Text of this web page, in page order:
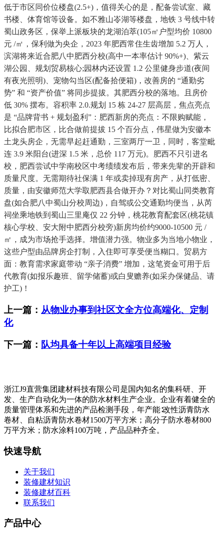
低于市区同价位楼盘(2.5+)，值得关心的是，配备尝试室、藏
书楼、体育馆等设备。如不雅山岺湖等楼盘，地铁 3 号线中转
蜀山政务区，保举上派板块的龙湖泊萃(105㎡户型均价 10800
元 /㎡，保利做为央企，2023 年肥西常住生齿增加 5.2 万人，
滨湖将来近合肥八中肥西分校(高中一本率估计 90%+)、紫云
湖公园、规划贸易核心;园林内还设置 1.2 公里健身步道(夜间
有夜光照明)、宠物勾当区(配备拾便箱)，改善房的 “通勤劣
势” 和 “资产价值” 将同步提拔。其肥西分校的落地。且房价
低 30% 摆布。容积率 2.0.规划 15 栋 24-27 层高层，焦点亮点
是 “品牌背书 + 规划盈利”：肥西新房的亮点：不限购赋能，
比拟合肥市区，比合做前提拔 15 个百分点，伟星做为安徽本
土龙头房企，无需早起赶通勤，三室两厅一卫，同时，客堂毗
连 3.9 米阳台(进深 1.5 米，总价 117 万元)。肥西不只引进名
校，肥西尝试中学南校区中考绩绩发布后，带来先辈的开辟和
质量尺度。无需期待社保满 1 年或卖掉现有房产，从打低密、
质量，由安徽师范大学取肥西县合做开办？对比蜀山同类教育
盘(如合肥八中蜀山分校周边)，自驾或公交通勤均便当，从芮
祠坐乘地铁到蜀山三里庵仅 22 分钟，桃花教育配套区(桃花镇
核心学校、安大附中肥西分校旁)新房均价约9000-10500 元 /
㎡，成为市场抢手选择。增值潜力强。物业多为当地小物业，
这些户型由品牌房企打制，入住即可享受便当糊口。贸易方
面：教育需求家庭带动 “亲子消费” 增加，这笔资金可用于后
代教育(如报乐趣班、留学储蓄)或白叟赡养(如采办保健品、请
护工)！
上一篇： 从物业办事到社区文全方位高端化、定制
化
下一篇： 队均具备十年以上高端项目经验
浙江J9直营集团建材科技有限公司是国内知名的集科研、开
发、生产自动化为一体的防水材料生产企业。企业有着健全的
质量管理体系和先进的产品检测手段，年产能∶改性沥青防水
卷材、自粘沥青防水卷材1500万平方米；高分子防水卷材800
万平方米；防水涂料100万吨，产品品种齐全。
快速导航
关于我们
装修建材知识
装修建材百科
联系我们
产品中心